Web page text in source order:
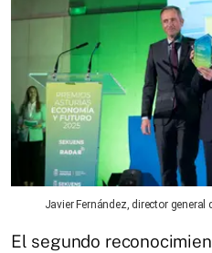
Javier Fernández, director
El segundo